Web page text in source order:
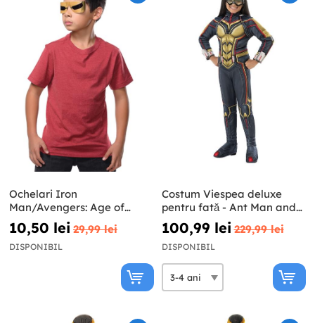
Ochelari Iron
Man/Avengers: Age of
Ultron pentru copii
10,50 lei 29,99 lei
DISPONIBIL
Costum Viespea deluxe
pentru fată - Ant Man and
The Wasp
100,99 lei 229,99 lei
DISPONIBIL